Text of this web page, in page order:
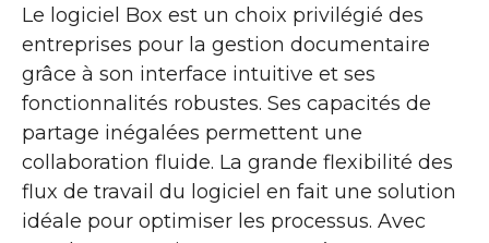
Le logiciel Box est un choix privilégié des
entreprises pour la gestion documentaire
grâce à son interface intuitive et ses
fonctionnalités robustes. Ses capacités de
partage inégalées permettent une
collaboration fluide. La grande flexibilité des
flux de travail du logiciel en fait une solution
idéale pour optimiser les processus. Avec